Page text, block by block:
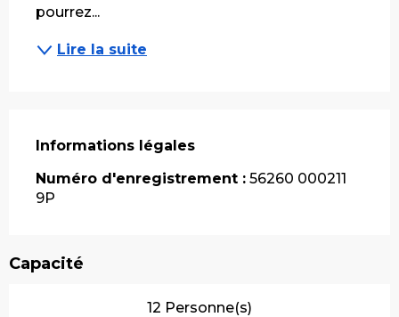
pourrez...
Lire la suite
Informations légales
Informations légales
Numéro d'enregistrement : 56260 000211
9P
Capacité
12 Personne(s)